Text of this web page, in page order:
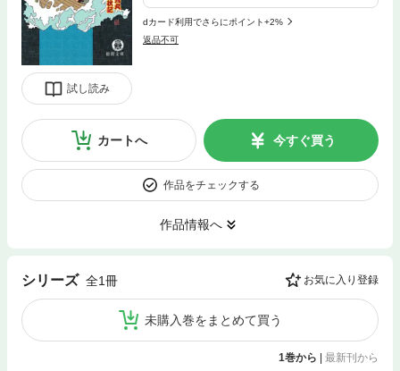
試し読み
dカード利用でさらにポイント+2%
返品不可
カートへ 今すぐ買う
作品をチェックする
作品情報へ
シリーズ 全1冊 お気に入り登録
未購入巻をまとめて買う
1巻から | 最新刊から